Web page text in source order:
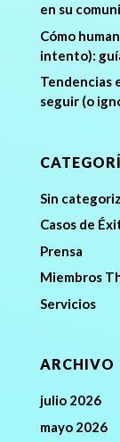
en su
Cómo
intento):
Tendencias
seguir (o
Sin
Casos de
Prensa
Miembros
Servicios
ARCHIVO
julio 2026
mayo 2026